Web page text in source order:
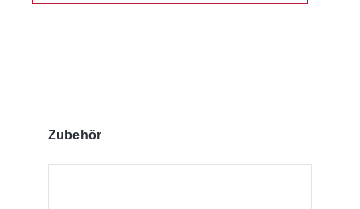
Produktgalerie überspringen
Zubehör